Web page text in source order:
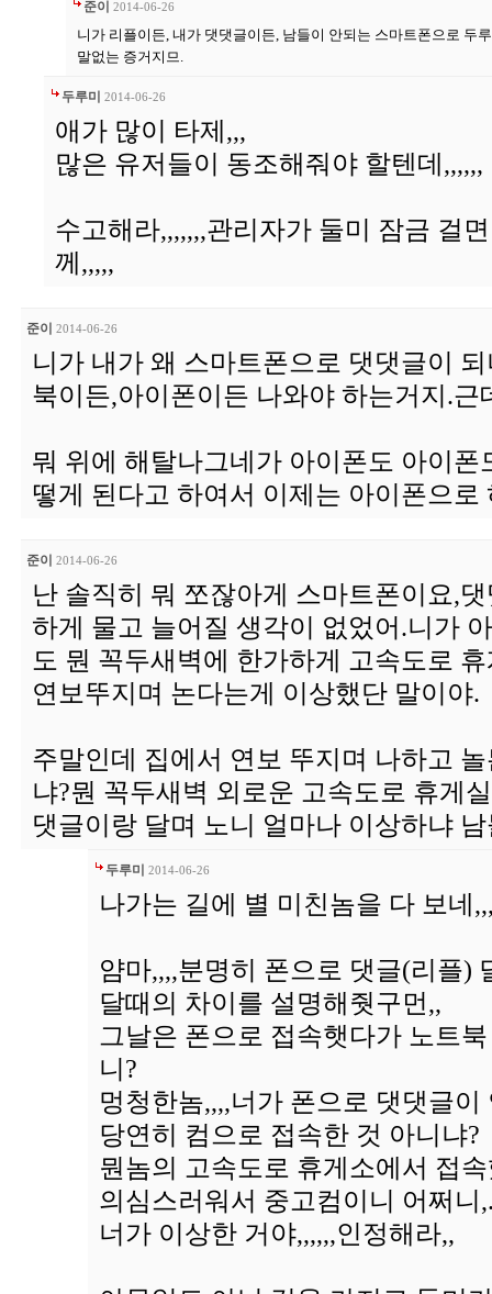
준이 2014-06-26
니가 리플이든, 내가 댓댓글이든, 남들이 안되는 스마트폰으로 두
말없는 증거지므.
두루미 2014-06-26
애가 많이 타제,,,
많은 유저들이 동조해줘야 할텐데,,,,,,
수고해라,,,,,,,관리자가 둘미 잠금 걸
께,,,,,
준이 2014-06-26
니가 내가 왜 스마트폰으로 댓댓글이
북이든,아이폰이든 나와야 하는거지.근
뭐 위에 해탈나그네가 아이폰도 아이폰
떻게 된다고 하여서 이제는 아이폰으로
준이 2014-06-26
난 솔직히 뭐 쪼잖아게 스마트폰이요,
하게 물고 늘어질 생각이 없었어.니가
도 뭔 꼭두새벽에 한가하게 고속도로
연보뚜지며 논다는게 이상했단 말이야.
주말인데 집에서 연보 뚜지며 나하고
냐?뭔 꼭두새벽 외로운 고속도로 휴게
댓글이랑 달며 노니 얼마나 이상하냐
두루미 2014-06-26
나가는 길에 별 미친놈을 다 보네
얌마,,,,분명히 폰으로 댓글(리플)
달때의 차이를 설명해줫구먼,,
그날은 폰으로 접속햇다가 노트
니?
멍청한놈,,,,너가 폰으로 댓댓글
당연히 컴으로 접속한 것 아니냐?
뭔놈의 고속도로 휴게소에서 접
의심스러워서 중고컴이니 어쩌니
너가 이상한 거야,,,,,,인정해라,,